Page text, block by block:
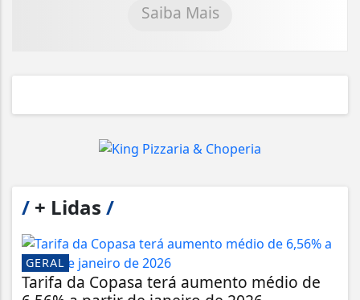
Saiba Mais
/ + Lidas /
GERAL
Tarifa da Copasa terá aumento médio de